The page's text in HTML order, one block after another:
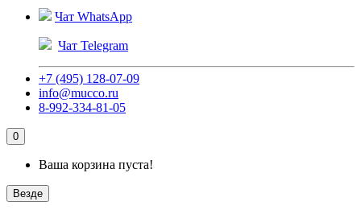
Чат WhatsApp
Чат Telegram
+7 (495) 128-07-09
info@mucco.ru
8-992-334-81-05
0
Ваша корзина пуста!
Везде